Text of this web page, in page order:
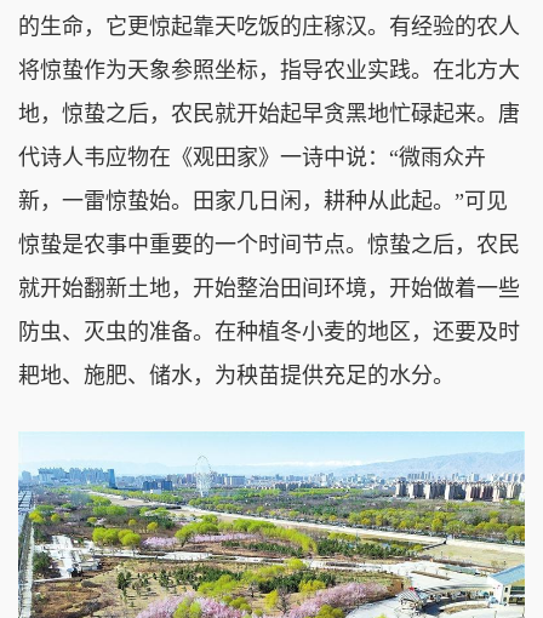
的生命，它更惊起靠天吃饭的庄稼汉。有经验的农人
将惊蛰作为天象参照坐标，指导农业实践。在北方大
地，惊蛰之后，农民就开始起早贪黑地忙碌起来。唐
代诗人韦应物在《观田家》一诗中说：“微雨众卉
新，一雷惊蛰始。田家几日闲，耕种从此起。”可见
惊蛰是农事中重要的一个时间节点。惊蛰之后，农民
就开始翻新土地，开始整治田间环境，开始做着一些
防虫、灭虫的准备。在种植冬小麦的地区，还要及时
耙地、施肥、储水，为秧苗提供充足的水分。